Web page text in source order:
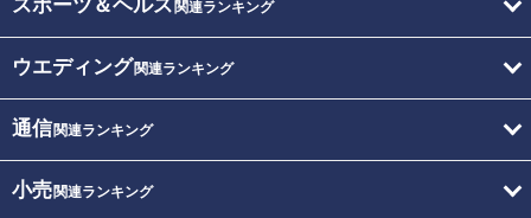
スポーツ＆ヘルス 関連ランキング
ウエディング関連ランキング
通信関連ランキング
小売関連ランキング